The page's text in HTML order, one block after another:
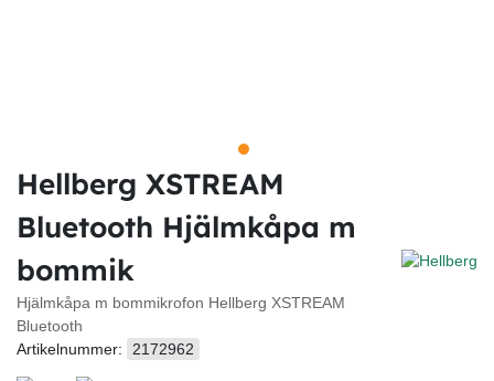
Hellberg XSTREAM
Bluetooth Hjälmkåpa m
bommik
Hjälmkåpa m bommikrofon Hellberg XSTREAM
Bluetooth
Artikelnummer:
2172962